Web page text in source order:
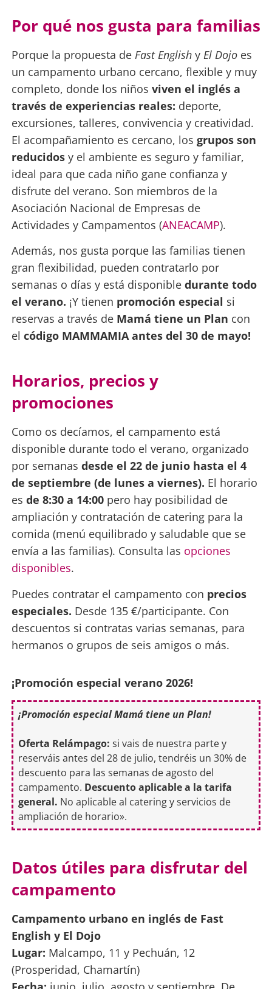
Por qué nos gusta para familias
Porque la propuesta de Fast Englishy El Dojoes
un campamento urbano cercano, flexible y muy
completo, donde los niños viven el inglés a
través de experiencias reales: deporte,
excursiones, talleres, convivencia y creatividad.
El acompañamiento es cercano, los grupos son
reducidosy el ambiente es seguro y familiar,
ideal para que cada niño gane confianza y
disfrute del verano. Son miembros de la
Asociación Nacional de Empresas de
Actividades y Campamentos (ANEACAMP).
Además, nos gusta porque las familias tienen
gran flexibilidad, pueden contratarlo por
semanas o días y está disponible durante todo
el verano. ¡Y tienen promoción especial si
reservas a través de Mamá tiene un Plan con
el código MAMMAMIA antes del 30 de mayo!
Horarios, precios y
promociones
Como os decíamos, el campamento está
disponible durante todo el verano, organizado
por semanas desde el 22 de junio hasta el 4
de septiembre (de lunes a viernes). El horario
es de 8:30 a 14:00 pero hay posibilidad de
ampliación y contratación de catering para la
comida (menú equilibrado y saludable que se
envía a las familias). Consulta las opciones
disponibles.
Puedes contratar el campamento con precios
especiales. Desde 135 €/participante. Con
descuentos si contratas varias semanas, para
hermanos o grupos de seis amigos o más.
¡Promoción especial verano 2026!
¡Promoción especial Mamá tiene un Plan!
Oferta Relámpago: si vais de nuestra parte y
reserváis antes del 28 de julio, tendréis un 30% de
descuento para las semanas de agosto del
campamento. Descuento aplicable a la tarifa
general. No aplicable al catering y servicios de
ampliación de horario».
Datos útiles para disfrutar del
campamento
Campamento urbano en inglés de Fast
English y El Dojo
Lugar: Malcampo, 11 y Pechuán, 12
(Prosperidad, Chamartín)